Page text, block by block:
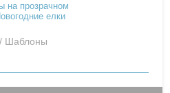
на прозрачном
елки
Шаблоны